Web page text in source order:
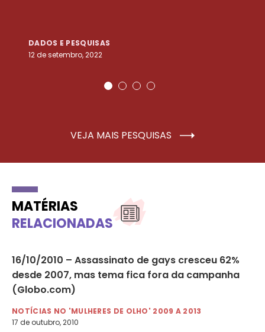
DADOS E PESQUISAS
12 de setembro, 2022
VEJA MAIS PESQUISAS
MATÉRIAS
RELACIONADAS
16/10/2010 – Assassinato de gays cresceu 62%
desde 2007, mas tema fica fora da campanha
(Globo.com)
NOTÍCIAS NO 'MULHERES DE OLHO' 2009 A 2013
17 de outubro, 2010